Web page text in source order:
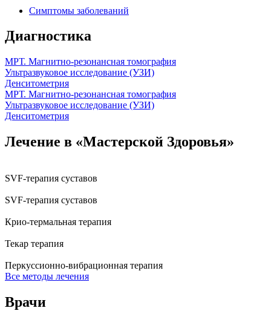
Симптомы заболеваний
Диагностика
МРТ. Магнитно-резонансная томография
Ультразвуковое исследование (УЗИ)
Денситометрия
МРТ. Магнитно-резонансная томография
Ультразвуковое исследование (УЗИ)
Денситометрия
Лечение в «Мастерской Здоровья»
SVF-терапия суставов
SVF-терапия суставов
Крио-термальная терапия
Текар терапия
Перкуссионно-вибрационная терапия
Все методы лечения
Врачи